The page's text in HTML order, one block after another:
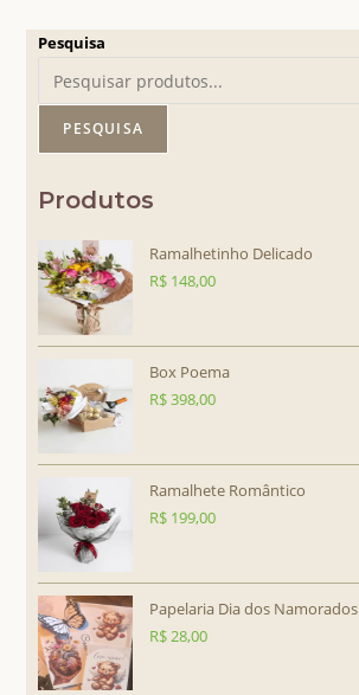
Pesquisa
PESQUISA
Produtos
Ramalhetinho Delicado
R$ 148,00
Box Poema
R$398,00
Ramalhete Romântico
R$ 199,00
Papelaria Dia dos Namorados
R$28,00